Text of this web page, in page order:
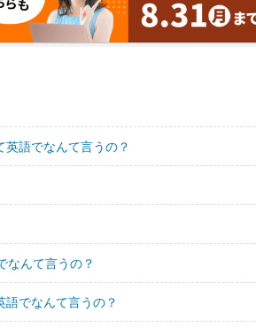
語でなんて言うの？
なんて言うの？
でなんて言うの？